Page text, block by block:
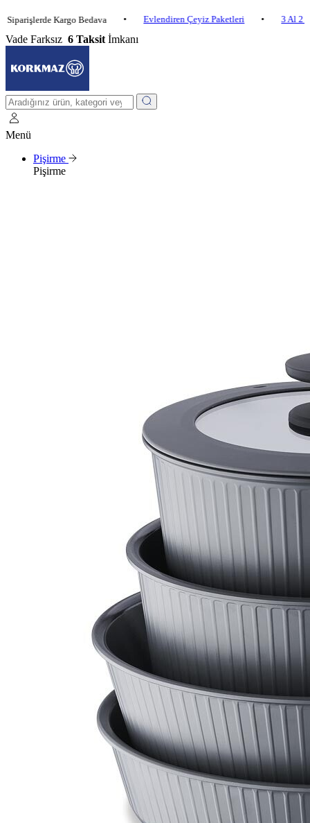
Kargo Bedava • Evlendiren Çeyiz Paketleri • 3 Al 2 Öde
Vade Farksız 6 Taksit İmkanı
Menü
Pişirme
Pişirme